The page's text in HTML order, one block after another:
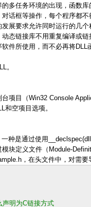
多任务环境的出现，函数
话框等操作，每个程序都
展要求允许同时运行的几
态链接库不用重复编译或
件所使用，而不必再将DLL
。
项目（Win32 Console
和空项目选项。
种是通过使用
块定义文件（Module-
，在头文件中，对需要
声明为C链接方式